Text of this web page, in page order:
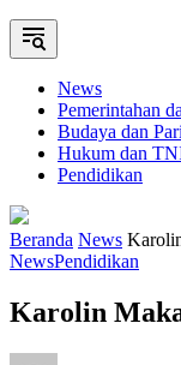
News
Pemerintahan
Budaya dan
Hukum dan
Pendidikan
Beranda News
NewsPendidikan
Karolin